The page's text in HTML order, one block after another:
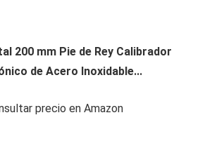
200 mm Pie de Rey Calibrador
de Acero Inoxidable...
precio en Amazon